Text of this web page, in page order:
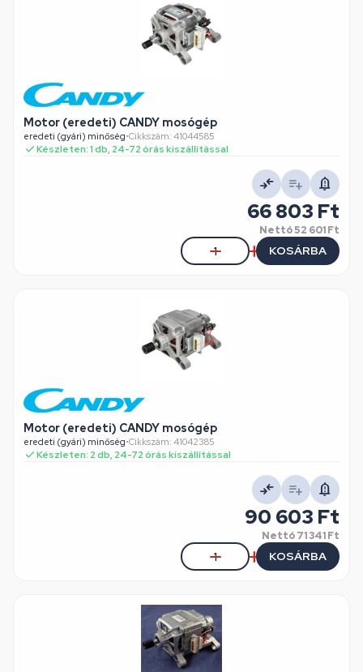
Motor (eredeti) CANDY mosógép
eredeti (gyári) minőség•Cikkszám: 41044585
Készleten: 1 db, 24-72 órás kiszállítással
66 803 Ft
Nettó52 601 Ft
KOSÁRBA
Motor (eredeti) CANDY mosógép
eredeti (gyári) minőség•Cikkszám: 41042385
Készleten: 2 db, 24-72 órás kiszállítással
90 603 Ft
Nettó71 341 Ft
KOSÁRBA